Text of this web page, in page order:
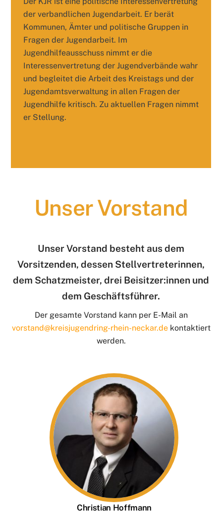
der verbandlichen Jugendarbeit. Er berät
Kommunen, Ämter und politische Gruppen in
Fragen der Jugendarbeit. Im
Jugendhilfeausschuss nimmt er die
Interessenvertretung der Jugendverbände wahr
und begleitet die Arbeit des Kreistags und der
Jugendamtsverwaltung in allen Fragen der
Jugendhilfe kritisch. Zu aktuellen Fragen nimmt
er Stellung.
Unser Vorstand
Unser Vorstand besteht aus dem
Vorsitzenden, dessen Stellvertreterinnen,
dem Schatzmeister, drei Beisitzer:innen und
dem Geschäftsführer.
Der gesamte Vorstand kann per E-Mail an
vorstand@kreisjugendring-rhein-neckar.dekontaktiert
werden.
Christian Hoffmann